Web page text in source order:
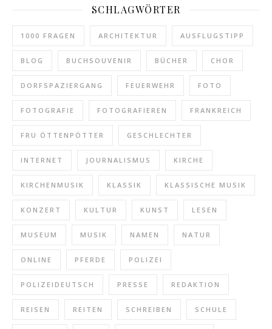
SCHLAGWÖRTER
1000 FRAGEN ARCHITEKTUR AUSFLUGSTIPP
BLOG BUCHSOUVENIR BÜCHER CHOR
DORFSPAZIERGANG FEUERWEHR FOTO
FOTOGRAFIE FOTOGRAFIEREN FRANKREICH
FRU ÖTTENPÖTTER GESCHLECHTER
INTERNET JOURNALISMUS KIRCHE
KIRCHENMUSIK KLASSIK KLASSISCHE MUSIK
KONZERT KULTUR KUNST LESEN
MUSEUM MUSIK NAMEN NATUR
ONLINE PFERDE POLIZEI
POLIZEIDEUTSCH PRESSE REDAKTION
REISEN REITEN SCHREIBEN SCHULE